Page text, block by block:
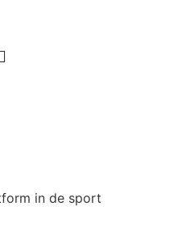
in de sport